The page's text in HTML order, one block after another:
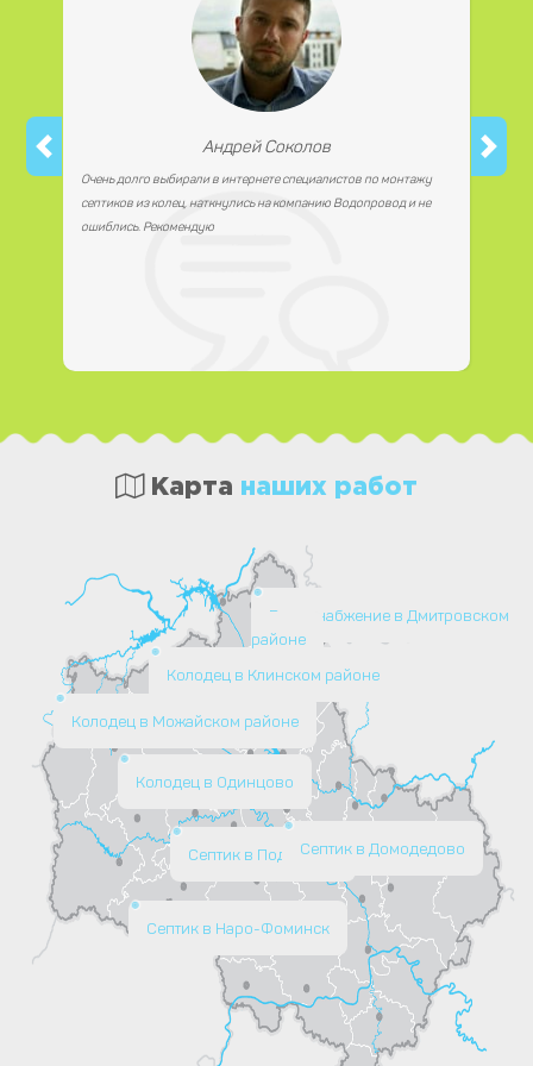
Андрей Соколов
Очень долго выбирали в интернете специалистов по монтажу
септиков из колец, наткнулись на компанию Водопровод и не
ошиблись. Рекомендую
Карта наших работ
Колодец в Одинцово
Септик в Подольске
Септик в Наро-Фоминск
Колодец в Клинском районе
Колодец в Можайском районе
Водоснабжение в Дмитровском
районе
Септик в Домодедово